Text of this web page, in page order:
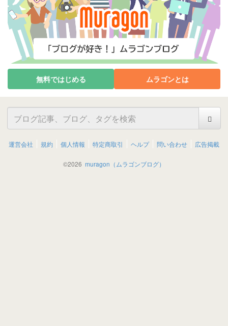
無料ではじめる ムラゴンとは
運営会社 規約 個人情報 特定商取引 ヘルプ 問い合わせ 広告掲載
©2026 muragon（ムラゴンブログ）